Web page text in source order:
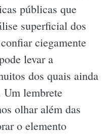
públicas que
superficial dos
ciegamente
levar a
dos quais ainda
lembrete
olhar além das
o elemento